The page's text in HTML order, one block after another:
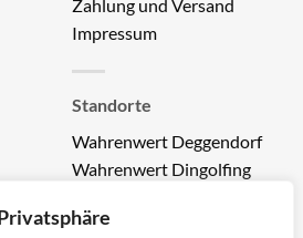
Zahlung und Versand
Impressum
Standorte
Wahrenwert Deggendorf
Wahrenwert Dingolfing
Wahrenwert Straubing